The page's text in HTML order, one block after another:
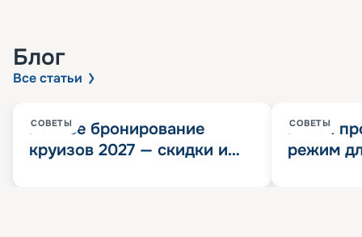
Блог
Все статьи
СОВЕТЫ
Раннее бронирование
круизов 2027 — скидки и
СОВЕТЫ
Китай
режим